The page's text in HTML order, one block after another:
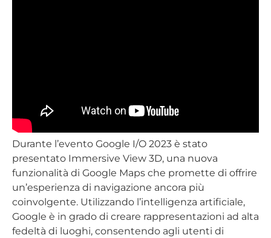
Durante l’evento Google I/O 2023 è stato
presentato Immersive View 3D, una nuova
funzionalità di Google Maps che promette di offrire
un’esperienza di navigazione ancora più
coinvolgente. Utilizzando l’intelligenza artificiale,
Google è in grado di creare rappresentazioni ad alta
fedeltà di luoghi, consentendo agli utenti di